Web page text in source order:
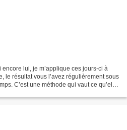
lui, je m’applique ces jours-ci à
le résultat vous l’avez régulièrement sous
C’est une méthode qui vaut ce qu’elle